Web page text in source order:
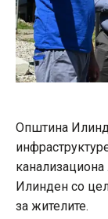
Општина
канализациона
Илинден со
за жителите.